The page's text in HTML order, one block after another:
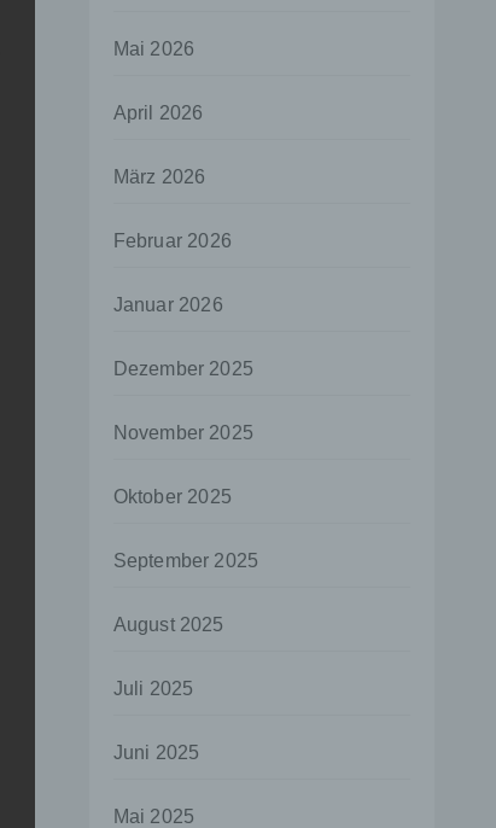
Mai 2026
April 2026
März 2026
Februar 2026
Januar 2026
Dezember 2025
November 2025
Oktober 2025
September 2025
August 2025
Juli 2025
Juni 2025
Mai 2025